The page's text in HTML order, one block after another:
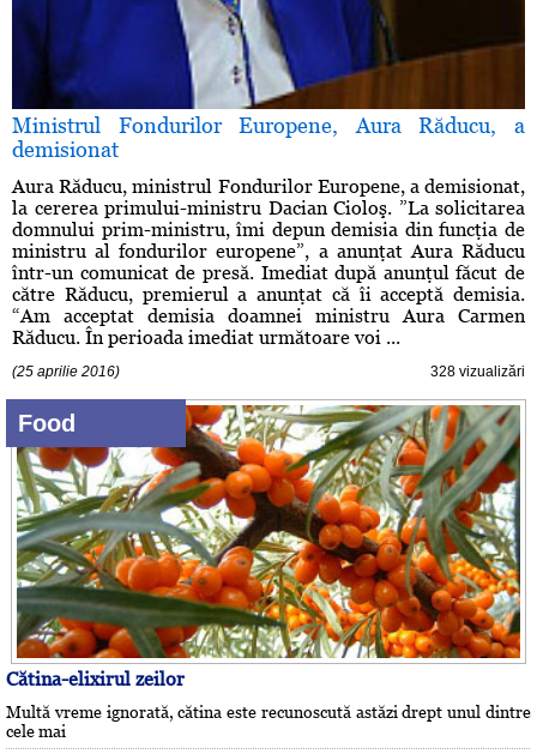
Ministrul Fondurilor Europene, Aura Răducu, a
demisionat
Aura Răducu, ministrul Fondurilor Europene, a demisionat,
la cererea primului-ministru Dacian Cioloş. ”La solicitarea
domnului prim-ministru, îmi depun demisia din funcţia de
ministru al fondurilor europene”, a anunţat Aura Răducu
într-un comunicat de presă. Imediat după anunţul făcut de
către Răducu, premierul a anunţat că îi acceptă demisia.
“Am acceptat demisia doamnei ministru Aura Carmen
Răducu. În perioada imediat următoare voi ...
(25 aprilie 2016) 328 vizualizări
Food
Cătina-elixirul zeilor
Multă vreme ignorată, cătina este recunoscută astăzi drept unul dintre
cele mai